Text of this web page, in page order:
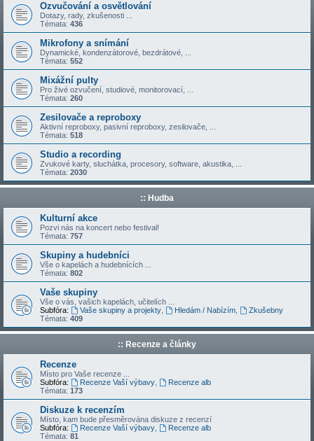
Ozvučování a osvětlování
Dotazy, rady, zkušenosti ...
Témata: 436
Mikrofony a snímání
Dynamické, kondenzátorové, bezdrátové, ...
Témata: 552
Mixážní pulty
Pro živé ozvučení, studiové, monitorovací, ...
Témata: 260
Zesilovače a reproboxy
Aktivní reproboxy, pasivní reproboxy, zesilovače, ...
Témata: 518
Studio a recording
Zvukové karty, sluchátka, procesory, software, akustika, ...
Témata: 2030
:: Hudba
Kulturní akce
Pozvi nás na koncert nebo festival!
Témata: 757
Skupiny a hudebníci
Vše o kapelách a hudebnících ...
Témata: 802
Vaše skupiny
Vše o vás, vašich kapelách, učitelích ...
Subfóra:
Vaše skupiny a projekty, Hledám / Nabízím,
Zkušebny
Témata: 409
:: Recenze a články
Recenze
Místo pro Vaše recenze ...
Subfóra:
Recenze Vaší výbavy,
Recenze alb
Témata: 173
Diskuze k recenzím
Místo, kam bude přesměrována diskuze z recenzí
Subfóra:
Recenze Vaší výbavy,
Recenze alb
Témata: 81